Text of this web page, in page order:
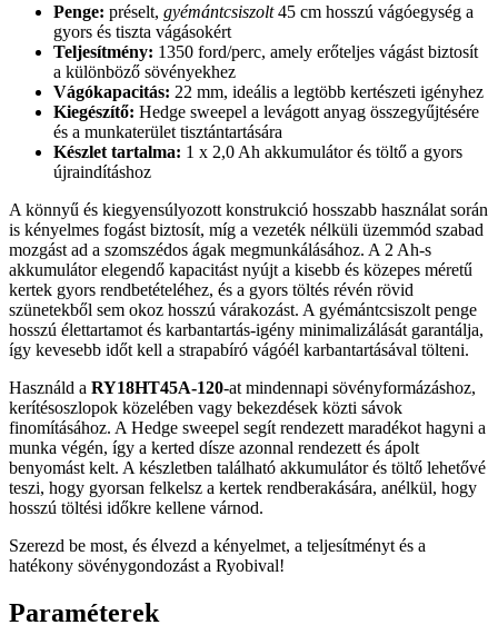
Penge: préselt, gyémántcsiszolt45 cm hosszú vágóegység a
gyors és tiszta vágásokért
Teljesítmény: 1350 ford/perc, amely erőteljes vágást biztosít
a különböző sövényekhez
Vágókapacitás: 22 mm, ideális a legtöbb kertészeti igényhez
Kiegészítő: Hedge sweepel a levágott anyag összegyűjtésére
és a munkaterület tisztántartására
Készlet tartalma: 1 x 2,0 Ah akkumulátor és töltő a gyors
újraindításhoz
A könnyű és kiegyensúlyozott konstrukció hosszabb használat során
is kényelmes fogást biztosít, míg a vezeték nélküli üzemmód szabad
mozgást ad a szomszédos ágak megmunkálásához. A 2 Ah-s
akkumulátor elegendő kapacitást nyújt a kisebb és közepes méretű
kertek gyors rendbetételéhez, és a gyors töltés révén rövid
szünetekből sem okoz hosszú várakozást. A gyémántcsiszolt penge
hosszú élettartamot és karbantartás-igény minimalizálását garantálja,
így kevesebb időt kell a strapabíró vágóél karbantartásával tölteni.
Használd a RY18HT45A-120-at mindennapi sövényformázáshoz,
kerítésoszlopok közelében vagy bekezdések közti sávok
finomításához. A Hedge sweepel segít rendezett maradékot hagyni a
munka végén, így a kerted dísze azonnal rendezett és ápolt
benyomást kelt. A készletben található akkumulátor és töltő lehetővé
teszi, hogy gyorsan felkelsz a kertek rendberakására, anélkül, hogy
hosszú töltési időkre kellene várnod.
Szerezd be most, és élvezd a kényelmet, a teljesítményt és a
hatékony sövénygondozást a Ryobival!
Paraméterek